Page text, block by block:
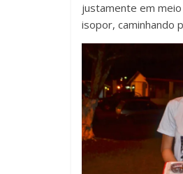
justamente em
isopor, caminhando